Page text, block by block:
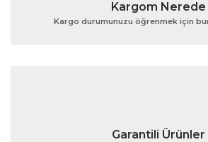
Ürün açıklamasında eksik bilgiler
Kargom Nerede
Kargo durumunuzu öğrenmek için
Garantili Ürünler